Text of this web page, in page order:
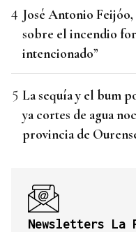
José Antonio
sobre el incendio
intencionado”
La sequía y el bum
ya cortes de agua
provincia de
Newsletters La